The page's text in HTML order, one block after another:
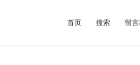
首页 搜索 留言